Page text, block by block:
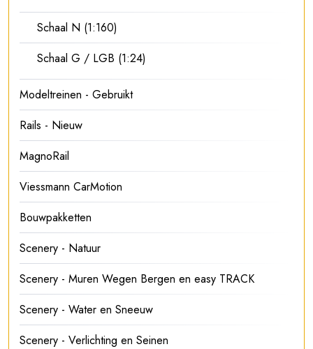
Schaal N (1:160)
Schaal G / LGB (1:24)
Modeltreinen - Gebruikt
Rails - Nieuw
MagnoRail
Viessmann CarMotion
Bouwpakketten
Scenery - Natuur
Scenery - Muren Wegen Bergen en easy TRACK
Scenery - Water en Sneeuw
Scenery - Verlichting en Seinen